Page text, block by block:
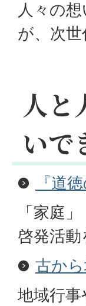
人々の
が、次
人と
いで
『道
「家庭
啓発活動
古か
地域行